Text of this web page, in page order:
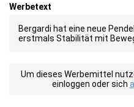
Werbetext
Bergardi hat eine neue
erstmals Stabilität mit
Um dieses Werbemittel
einloggen oder sich